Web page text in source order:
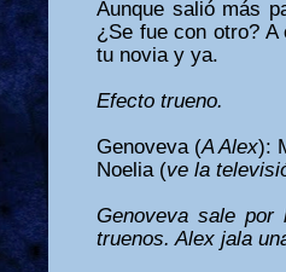
Aunque salió más
¿Se fue con otro? A
tu novia y ya.
Efecto trueno.
Genoveva (A Alex):
Noelia (ve la
Genoveva sale por
truenos. Alex jala